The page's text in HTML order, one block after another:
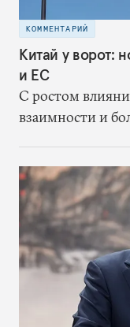
КОММЕНТАРИЙ
Китай у ворот:
и ЕС
С ростом
взаимности и